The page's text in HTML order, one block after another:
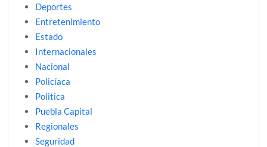
Deportes
Entretenimiento
Estado
Internacionales
Nacional
Policíaca
Politica
Puebla Capital
Regionales
Seguridad